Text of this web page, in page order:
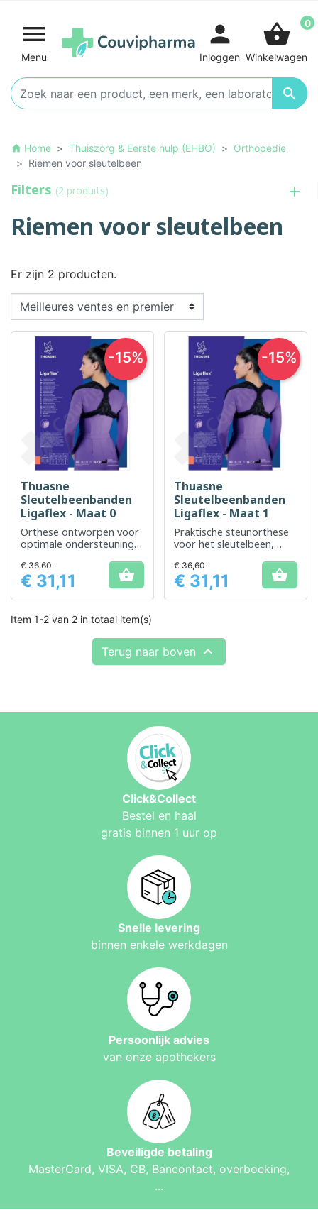

Menu

person
Inloggen
shopping_basket 0
Winkelwagen
home Home Thuiszorg & Eerste hulp (EHBO)
Orthopedie
Riemen voor sleutelbeen
Filters (2 produits)
Riemen voor sleutelbeen
Er zijn 2 producten.
Thuasne
Sleutelbeenbanden
Ligaflex - Maat 0
Orthese ontworpen voor
optimale ondersteuning
sleutelbeen.
Prijs
€ 36,60
€ 31,11 
-15%
Thuasne
Sleutelbeenbanden
Ligaflex - Maat 1
Praktische steunorthese
voor het sleutelbeen,
van comfort en houding.
Prijs
€ 36,60
€ 31,11 
-15%
Item 1-2 van 2 in totaal item(s)
Terug naar boven 
Click&Collect
Bestel en haal
gratis binnen 1 uur op
Snelle levering
binnen enkele werkdagen
Persoonlijk advies
van onze apothekers
Beveiligde betaling
MasterCard, VISA, CB, Bancontact, overboeking,
...